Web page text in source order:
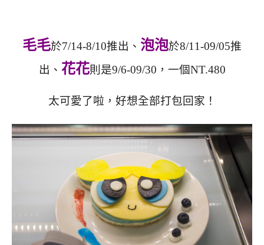
毛毛於7/14-8/10推出、 泡泡於8/11-09/05推
出、 花花則是9/6-09/30， 一個NT.480
太可愛了啦，好想全部打包回家！